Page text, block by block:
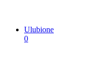
Ulubione
0